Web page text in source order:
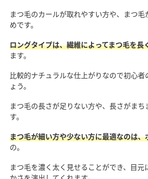
まつ毛のカールが取れやすい方や、まつ
めです。
ロングタイプは、繊維によってまつ毛を長
ます。
比較的ナチュラルな仕上がりなので初心
ょう。
まつ毛の長さが足りない方や、長さがま
す。
まつ毛が細い方や少ない方に最適なのは、
の。
まつ毛を濃く太く見せることができ、目元